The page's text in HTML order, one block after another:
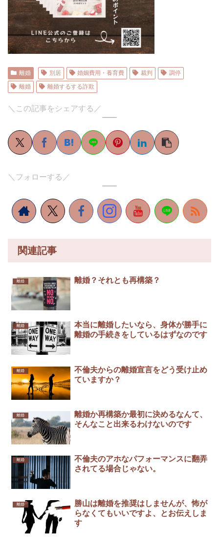
離婚 別居 婚姻費用・養育費 裁判
調停
離婚
離婚するする詐欺
＼この記事をシェアする／
＼フォローする／
関連記事
離婚 離婚？それとも再構築？￼
離婚
本当に離婚したいなら、身体が勝手に
離婚の手続きをしているはずなのです
離婚
不倫夫からの離婚宣言をどう受け止め
ていますか？
離婚
離婚か再構築か最初に決めるなんて、
そんなこと出来るわけないのです
離婚
不倫夫のアホなパフォーマンスに翻弄
されてる場合じゃない。
離婚
勝山は離婚を推奨はしませんが、怖が
らなくてもいいですよ、とお伝えしま
す